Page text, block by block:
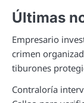
Últimas
Empresario
crimen
tiburones
Contraloría